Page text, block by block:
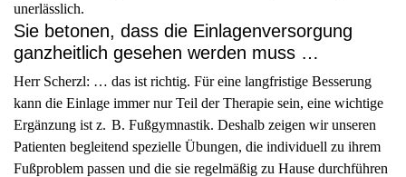
unerlässlich.
Sie betonen, dass die Einlagenversorgung
ganzheitlich gesehen werden muss …
Herr Scherzl: … das ist richtig. Für eine langfristige Besserung
kann die Einlage immer nur Teil der Therapie sein, eine wichtige
Ergänzung ist z. B. Fußgymnastik. Deshalb zeigen wir unseren
Patienten begleitend spezielle Übungen, die individuell zu ihrem
Fußproblem passen und die sie regelmäßig zu Hause durchführen